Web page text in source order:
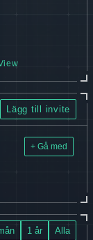
Lägg till invite
+ Gå med
1 år Alla